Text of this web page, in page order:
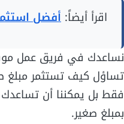
اقرأ أيضاً: أفضل
نساعدك في فريق عمل
تساؤل كيف تستثمر مبلغ
فقط بل يمكننا أن
بمبلغ صغير.